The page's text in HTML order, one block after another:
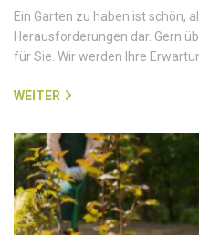
Ein Garten zu haben ist schön,
Herausforderungen dar. Gern
für Sie. Wir werden Ihre
WEITER